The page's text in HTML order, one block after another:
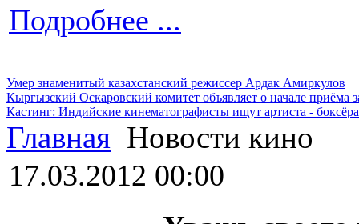
Подробнее ...
Умер знаменитый казахстанский режиссер Ардак Амиркулов
Кыргызский Оскаровский комитет объявляет о начале приёма
Кастинг: Индийские кинематографисты ищут артиста -
Главная Новости кино
17.03.2012 00:00